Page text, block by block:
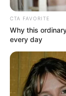
CTA FAVORITE
Why this
every day